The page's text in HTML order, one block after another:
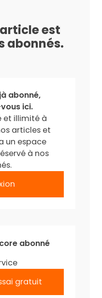
est
abonnés.
abonné,
ici.
et illimité à
articles et
un espace
à nos
abonné
gratuit